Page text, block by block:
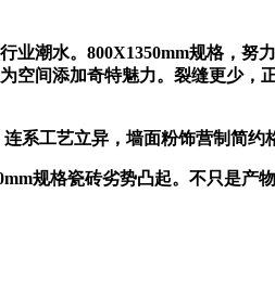
水。800X1350mm规格，努
间添加奇特魅力。裂缝更少
工艺立异，墙面粉饰营制简约
规格瓷砖劣势凸起。不只是产